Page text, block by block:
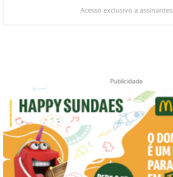
Acesso exclusivo a assinantes
Publicidade